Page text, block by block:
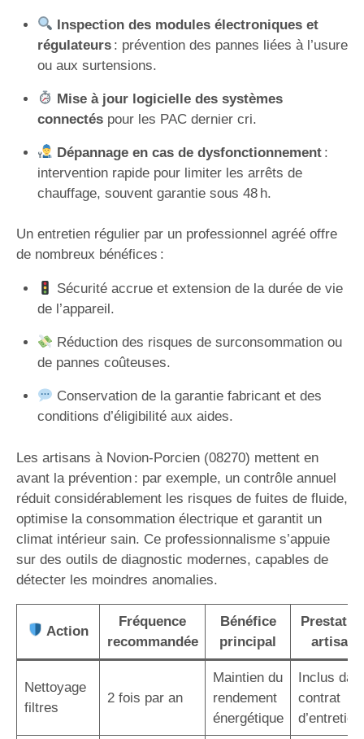
Inspection des modules électroniques et
régulateurs: prévention des pannes liées à l’usure
ou aux surtensions.
Mise à jour logicielle des systèmes
connectéspour les PAC dernier cri.
Dépannage en cas de dysfonctionnement:
intervention rapide pour limiter les arrêts de
chauffage, souvent garantie sous 48 h.
Un entretien régulier par un professionnel agréé offre
de nombreux bénéfices :
Sécurité accrue et extension de la durée de vie
de l’appareil.
Réduction des risques de surconsommation ou
de pannes coûteuses.
Conservation de la garantie fabricant et des
conditions d’éligibilité aux aides.
Les artisans à Novion-Porcien (08270) mettent en
avant la prévention : par exemple, un contrôle annuel
réduit considérablement les risques de fuites de fluide,
optimise la consommation électrique et garantit un
climat intérieur sain. Ce professionnalisme s’appuie
sur des outils de diagnostic modernes, capables de
détecter les moindres anomalies.
Action
Fréquence
recommandée
Bénéfice
principal
artisan
Nettoyage
filtres
2 fois par an
Maintien du
rendement
énergétique
Inclus
contrat
d’entretien